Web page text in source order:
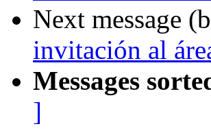
Next message
invitación al
Messages
]